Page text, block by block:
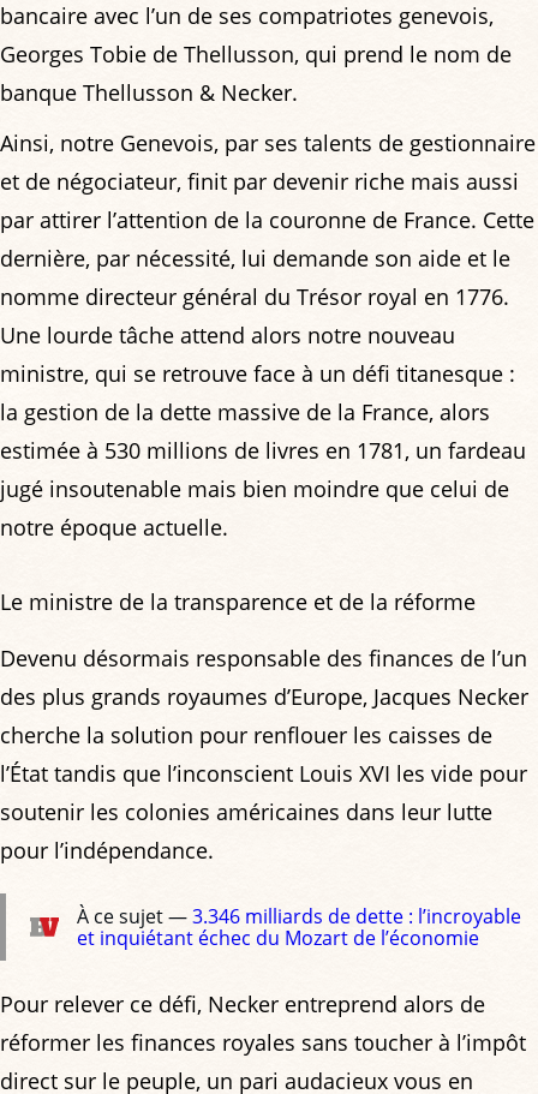
bancaire avec l’un de ses compatriotes genevois,
Georges Tobie de Thellusson, qui prend le nom de
banque Thellusson & Necker.
Ainsi, notre Genevois, par ses talents de gestionnaire
et de négociateur, finit par devenir riche mais aussi
par attirer l’attention de la couronne de France. Cette
dernière, par nécessité, lui demande son aide et le
nomme directeur général du Trésor royal en 1776.
Une lourde tâche attend alors notre nouveau
ministre, qui se retrouve face à un défi titanesque :
la gestion de la dette massive de la France, alors
estimée à 530 millions de livres en 1781, un fardeau
jugé insoutenable mais bien moindre que celui de
notre époque actuelle.
Le ministre de la transparence et de la réforme
Devenu désormais responsable des finances de l’un
des plus grands royaumes d’Europe, Jacques Necker
cherche la solution pour renflouer les caisses de
l’État tandis que l’inconscient Louis XVI les vide pour
soutenir les colonies américaines dans leur lutte
pour l’indépendance.
À ce sujet —3.346 milliards de dette : l’incroyable
et inquiétant échec du Mozart de l’économie
Pour relever ce défi, Necker entreprend alors de
réformer les finances royales sans toucher à l’impôt
direct sur le peuple, un pari audacieux vous en